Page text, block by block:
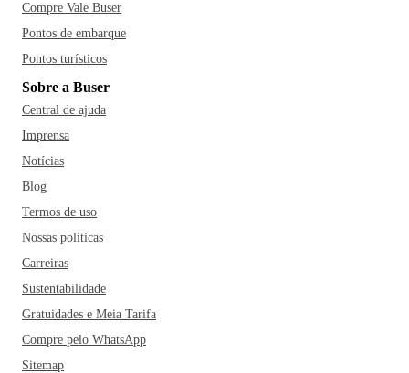
Compre Vale Buser
Pontos de embarque
Pontos turísticos
Sobre a Buser
Central de ajuda
Imprensa
Notícias
Blog
Termos de uso
Nossas políticas
Carreiras
Sustentabilidade
Gratuidades e Meia Tarifa
Compre pelo WhatsApp
Sitemap